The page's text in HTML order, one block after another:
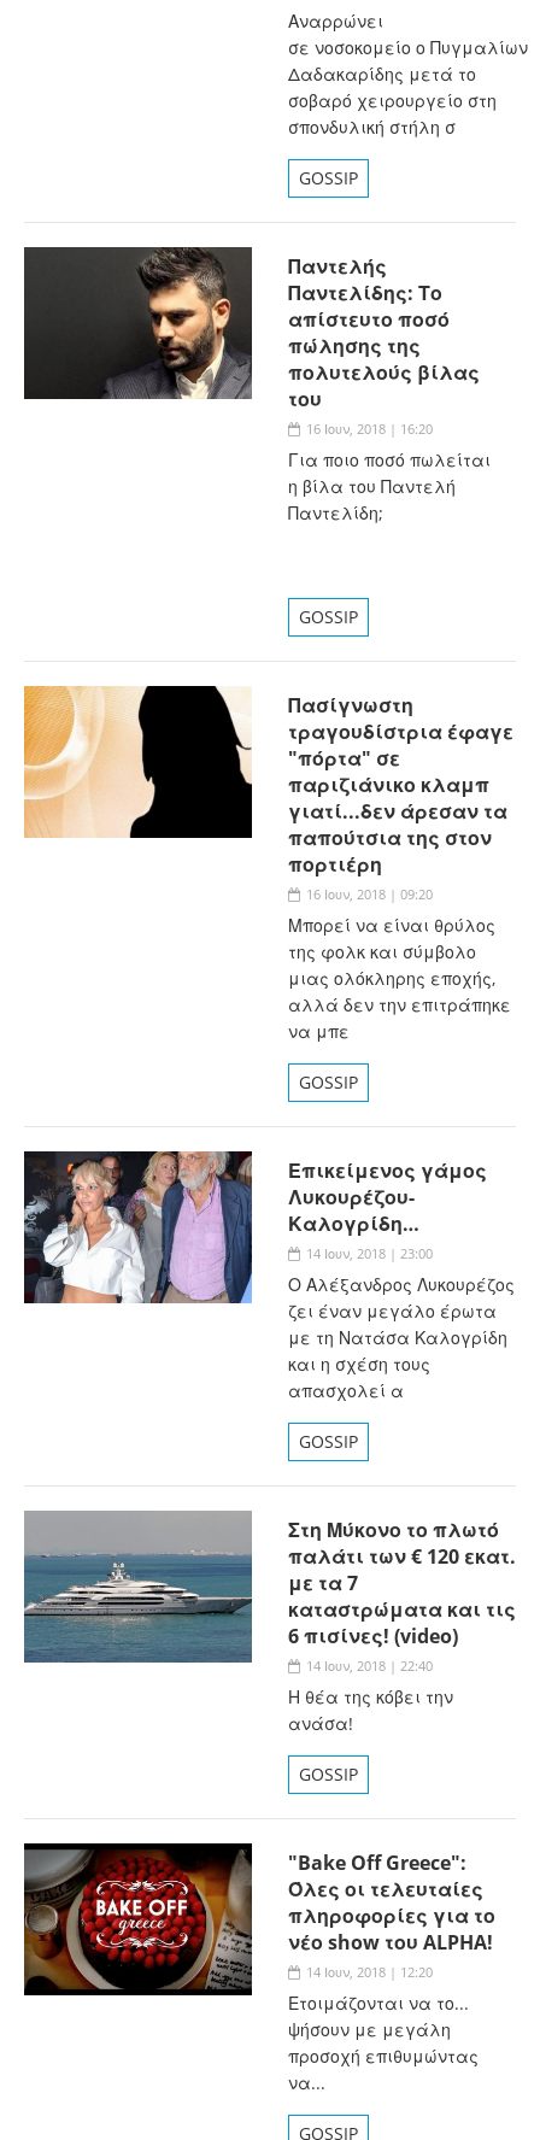
Αναρρώνει
σε νοσοκομείο ο Πυγμαλίων
Δαδακαρίδης μετά το
σοβαρό χειρουργείο στη
σπονδυλική στήλη σ
GOSSIP
Παντελής
Παντελίδης: Το
απίστευτο ποσό
πώλησης της
πολυτελούς βίλας
του
16 Ιουν, 2018 | 16:20
Για ποιο ποσό πωλείται
η βίλα του Παντελή
Παντελίδη;
GOSSIP
Πασίγνωστη
τραγουδίστρια έφαγε
"πόρτα" σε
παριζιάνικο κλαμπ
γιατί...δεν άρεσαν τα
παπούτσια της στον
πορτιέρη
16 Ιουν, 2018 | 09:20
Μπορεί να είναι θρύλος
της φολκ και σύμβολο
μιας ολόκληρης εποχής,
αλλά δεν την επιτράπηκε
να μπε
GOSSIP
Επικείμενος γάμος
Λυκουρέζου-
Καλογρίδη…
14 Ιουν, 2018 | 23:00
Ο Αλέξανδρος Λυκουρέζος
ζει έναν μεγάλο έρωτα
με τη Νατάσα Καλογρίδη
και η σχέση τους
απασχολεί α
GOSSIP
Στη Μύκονο το πλωτό
παλάτι των € 120 εκατ.
με τα 7
καταστρώματα και τις
6 πισίνες! (video)
14 Ιουν, 2018 | 22:40
Η θέα της κόβει την
ανάσα!
GOSSIP
"Bake Off Greece":
Όλες οι τελευταίες
πληροφορίες για το
νέο show του ALPHA!
14 Ιουν, 2018 | 12:20
Ετοιμάζονται να το...
ψήσουν με μεγάλη
προσοχή επιθυμώντας
να...
GOSSIP